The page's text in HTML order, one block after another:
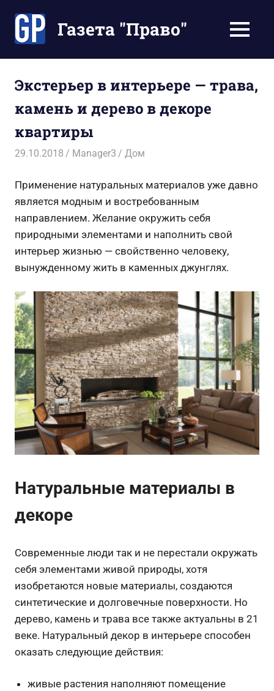
содержимомуГазета "Право"
экономят
Ваше
время
МЕНЮ
Экстерьер в интерьере — трава,
камень и дерево в декоре
квартиры
29.10.2018 Manager3 Дом
Применение натуральных материалов уже давно
является модным и востребованным
направлением. Желание окружить себя
природными элементами и наполнить свой
интерьер жизнью — свойственно человеку,
вынужденному жить в каменных джунглях.
Натуральные материалы в
декоре
Современные люди так и не перестали окружать
себя элементами живой природы, хотя
изобретаются новые материалы, создаются
синтетические и долговечные поверхности. Но
дерево, камень и трава все также актуальны в 21
веке. Натуральный декор в интерьере способен
оказать следующие действия:
живые растения наполняют помещение